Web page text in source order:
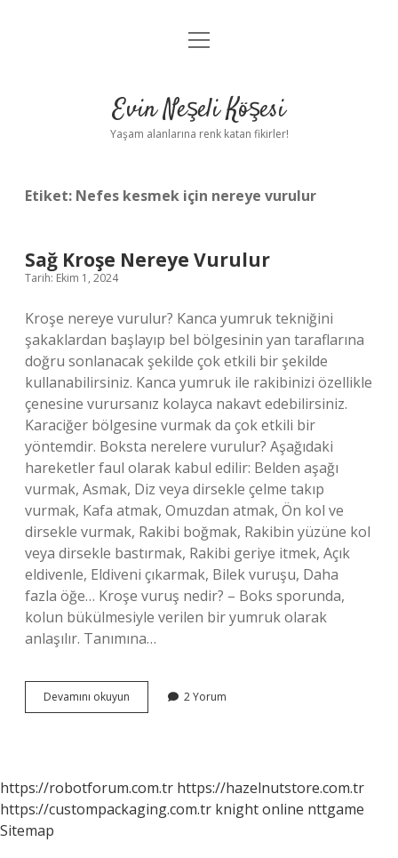
Anasayfa
Yasal Uyarı
menüyü
Evin Neşeli Köşesi
Yaşam alanlarına renk katan fikirler!
Etiket: Nefes kesmek için nereye vurulur
Sağ Kroşe Nereye Vurulur
Tarih: Ekim 1, 2024
Kroşe nereye vurulur? Kanca yumruk tekniğini
şakaklardan başlayıp bel bölgesinin yan taraflarına
doğru sonlanacak şekilde çok etkili bir şekilde
kullanabilirsiniz. Kanca yumruk ile rakibinizi özellikle
çenesine vurursanız kolayca nakavt edebilirsiniz.
Karaciğer bölgesine vurmak da çok etkili bir
yöntemdir. Boksta nerelere vurulur? Aşağıdaki
hareketler faul olarak kabul edilir: Belden aşağı
vurmak, Asmak, Diz veya dirsekle çelme takıp
vurmak, Kafa atmak, Omuzdan atmak, Ön kol ve
dirsekle vurmak, Rakibi boğmak, Rakibin yüzüne kol
veya dirsekle bastırmak, Rakibi geriye itmek, Açık
eldivenle, Eldiveni çıkarmak, Bilek vuruşu, Daha
fazla öğe… Kroşe vuruş nedir? – Boks sporunda,
kolun bükülmesiyle verilen bir yumruk olarak
anlaşılır. Tanımına…
Devamını okuyun
Kroşe
2 Yorum
https://robotforum.com.tr https://hazelnutstore.com.tr
https://custompackaging.com.tr knight online nttgame
Sitemap